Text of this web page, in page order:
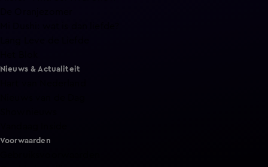
Nieuws & Actualiteit
Voorwaarden